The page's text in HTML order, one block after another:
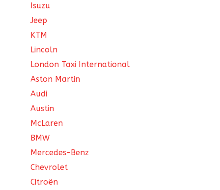
Isuzu
Jeep
KTM
Lincoln
London Taxi International
Aston Martin
Audi
Austin
McLaren
BMW
Mercedes-Benz
Chevrolet
Citroën